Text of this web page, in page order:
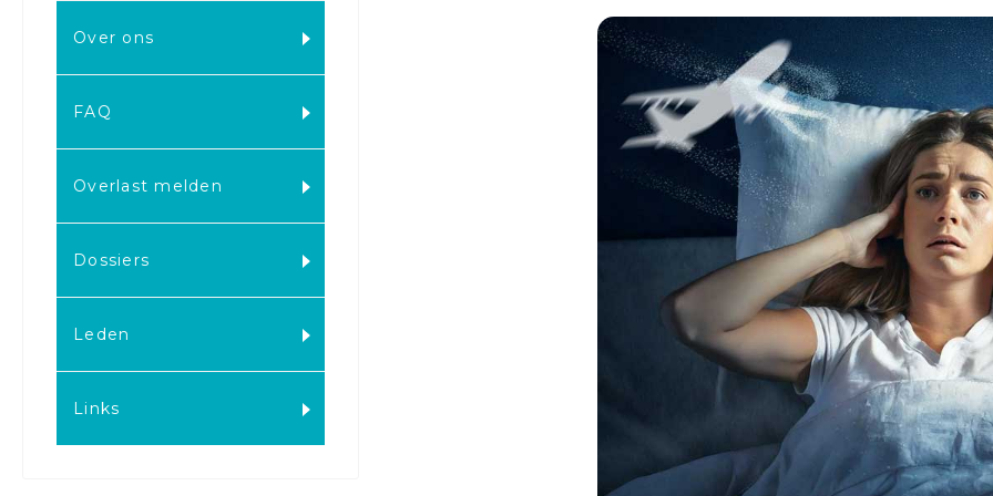
Over ons
FAQ
Overlast melden
Dossiers
Leden
Links